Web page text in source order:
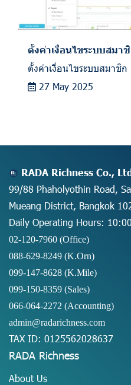
ตั้งค่าเงื่อนไขระบบสมา
ตั้งค่าเงื่อนไขระบบสมาชิก
27 May 2025
RADA Richness Co.,
99/88 Phaholyothin Road,
Mueang District, Bangkok
Daily Operating Hours:
02-120-7960 (Office)
088-629-8249 (K.Orn)
099-147-8628 (K.Mile)
099-150-8359 (Sales)
066-064-2272 (Accounting)
admin@radarichness.com
TAX ID: 0125562028637
RADA Richness
About Us